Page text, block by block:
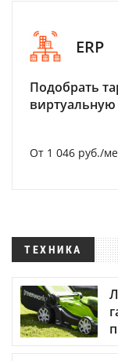
ERP
Подобрать
От 1 046 руб./
ТЕХНИКА